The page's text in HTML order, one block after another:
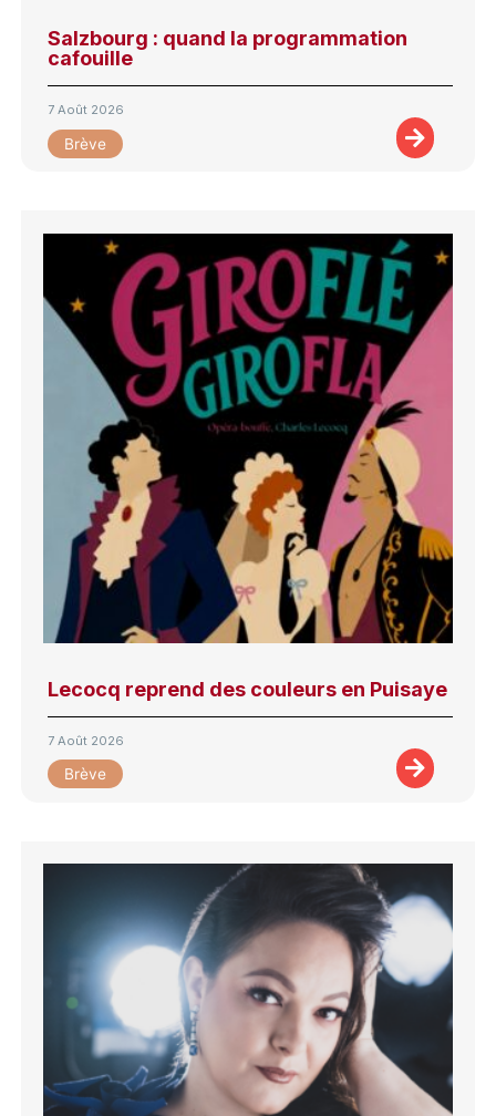
Salzbourg : quand la programmation
cafouille
7 Août 2026
Brève
Lecocq reprend des couleurs en Puisaye
7 Août 2026
Brève